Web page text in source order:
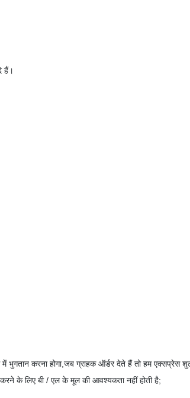
हैं।
भुगतान करना होगा,जब ग्राहक ऑर्डर देते हैं तो हम एक्सप्रेस
के लिए बी / एल के मूल की आवश्यकता नहीं होती है;